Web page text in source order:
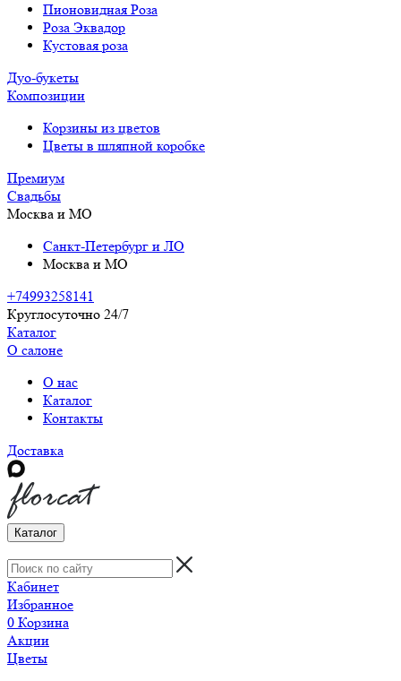
Пионовидная Роза
Роза Эквадор
Кустовая роза
Дуо-букеты
Композиции
Корзины из цветов
Цветы в шляпной коробке
Премиум
Свадьбы
Москва и МО
Санкт-Петербург и ЛО
Москва и МО
+74993258141
Круглосуточно 24/7
Каталог
О салоне
О нас
Каталог
Контакты
Доставка
Каталог
Кабинет
Избранное
0 Корзина
Акции
Цветы